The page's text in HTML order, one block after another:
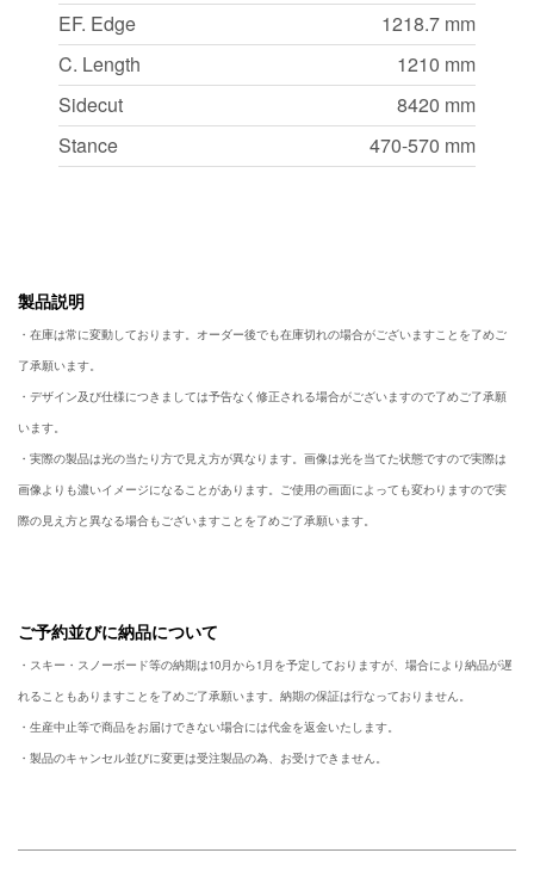
EF. Edge
1218.7 mm
C. Length
1210 mm
Sidecut
8420 mm
Stance
470-570 mm
製品説明
・在庫は常に変動しております。オーダー後でも在庫切れの場合がございますことを了めご
了承願います。
・デザイン及び仕様につきましては予告なく修正される場合がございますので了めご了承願
います。
・実際の製品は光の当たり方で見え方が異なります。画像は光を当てた状態ですので実際は
画像よりも濃いイメージになることがあります。ご使用の画面によっても変わりますので実
際の見え方と異なる場合もございますことを了めご了承願います。
ご予約並びに納品について
・スキー・スノーボード等の納期は10月から1月を予定しておりますが、場合により納品が遅
れることもありますことを了めご了承願います。納期の保証は行なっておりません。
・生産中止等で商品をお届けできない場合には代金を返金いたします。
・製品のキャンセル並びに変更は受注製品の為、お受けできません。